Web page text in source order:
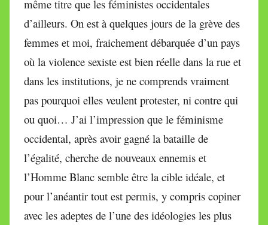
même titre que les féministes occidentales
d’ailleurs. On est à quelques jours de la grève des
femmes et moi, fraichement débarquée d’un pays
où la violence sexiste est bien réelle dans la rue et
dans les institutions, je ne comprends vraiment
pas pourquoi elles veulent protester, ni contre qui
ou quoi… J’ai l’impression que le féminisme
occidental, après avoir gagné la bataille de
l’égalité, cherche de nouveaux ennemis et
l’Homme Blanc semble être la cible idéale, et
pour l’anéantir tout est permis, y compris copiner
avec les adeptes de l’une des idéologies les plus